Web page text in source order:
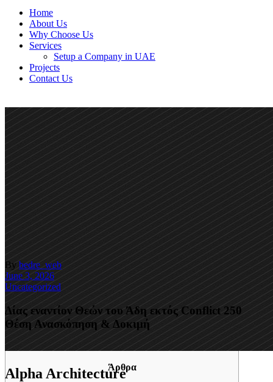
Home
About Us
Why Choose Us
Services
Setup a Company in UAE
Projects
Contact Us
Alpha Architecture
By bedre_web
June 3, 2026
Uncategorized
Δίας εναντίον Θεών του Άδη εκτός Conflict 250
Θέση Ανασκόπηση & Δοκιμή
Άρθρα